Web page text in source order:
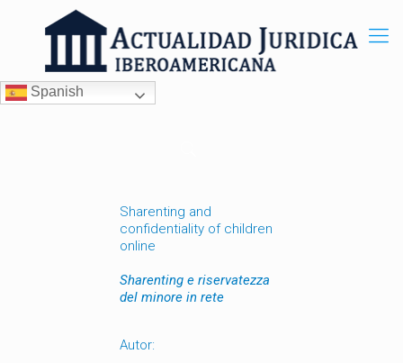
Spanish
Sharenting and
confidentiality of children
online
Sharenting e riservatezza
del minore in rete
Autor: